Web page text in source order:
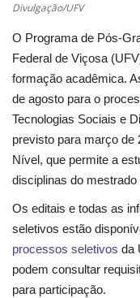
Saúde
Política
Trânsito
Segurança Pública
Economia
Educação
Esporte
Divulgação/UFV
O Programa de Pós-
Federal de Viçosa
formação acadêmica.
de agosto para o
Tecnologias Sociais e
previsto para março de
Nível, que permite a
disciplinas do
Os editais e todas as
seletivos estão
processos seletivos da
podem consultar
para participação.